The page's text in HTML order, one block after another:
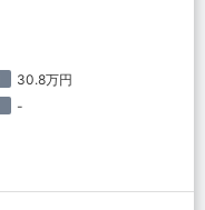
30.8万円
-